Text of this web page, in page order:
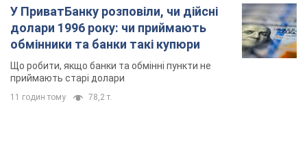
У ПриватБанку розповіли, чи дійсні
долари 1996 року: чи приймають
обмінники та банки такі купюри
Що робити, якщо банки та обмінні пункти не
приймають старі долари
11 годин тому 78,2 т.